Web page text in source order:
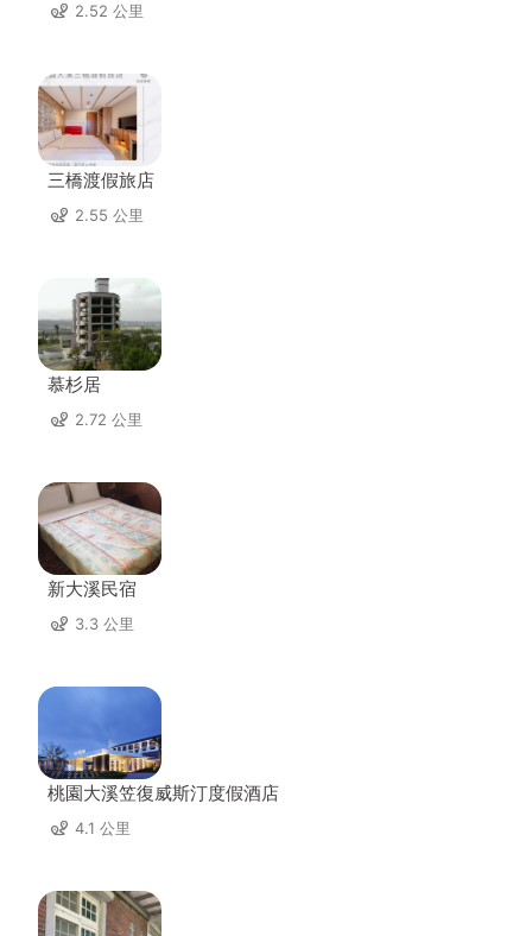
2.52 公里
三橋渡假旅店
2.55 公里
慕杉居
2.72 公里
新大溪民宿
3.3 公里
桃園大溪笠復威斯汀度假酒店
4.1 公里